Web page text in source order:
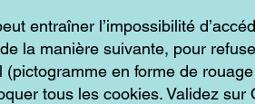
entraîner l’impossibilité
la manière suivante, pour
en forme de
tous les cookies. Validez sur